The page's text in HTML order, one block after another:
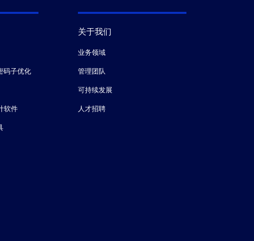
码子优化
软件
关于我们
业务领域
管理团队
可持续发展
人才招聘